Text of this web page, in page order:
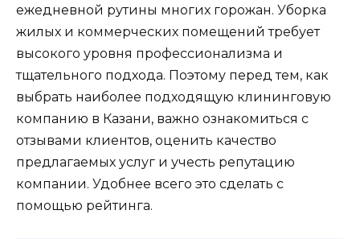
ежедневной рутины многих горожан. Уборка
жилых и коммерческих помещений требует
высокого уровня профессионализма и
тщательного подхода. Поэтому перед тем, как
выбрать наиболее подходящую клининговую
компанию в Казани, важно ознакомиться с
отзывами клиентов, оценить качество
предлагаемых услуг и учесть репутацию
компании. Удобнее всего это сделать с
помощью рейтинга.